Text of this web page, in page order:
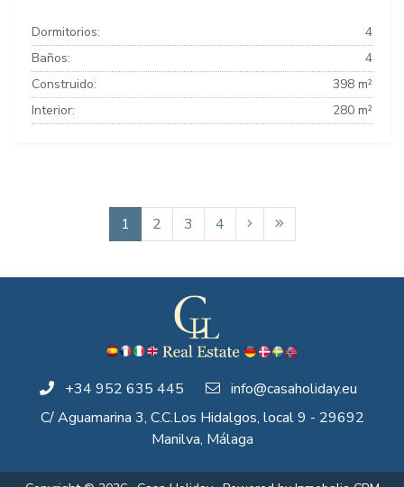
Dormitorios:
4
Baños:
4
Construido:
398 m²
Interior:
280 m²
1 2 3 4
+34 952 635 445
info@casaholiday.eu
C/ Aguamarina 3, C.C.Los Hidalgos, local 9 - 29692
Manilva, Málaga